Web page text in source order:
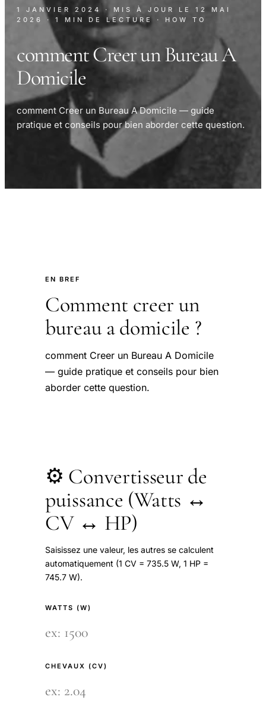
1 JANVIER 2024 · MIS À JOUR LE 12 MAI
2026
· 1 MIN DE LECTURE · HOW TO
comment Creer un Bureau A
Domicile
comment Creer un Bureau A Domicile — guide
pratique et conseils pour bien aborder cette question.
EN BREF
Comment creer un
bureau a domicile ?
comment Creer un Bureau A Domicile
— guide pratique et conseils pour bien
aborder cette question.
⚙️ Convertisseur de
puissance (Watts ↔
CV ↔ HP)
Saisissez une valeur, les autres se calculent
automatiquement (1 CV = 735.5 W, 1 HP =
745.7 W).
WATTS (W)
CHEVAUX (CV)